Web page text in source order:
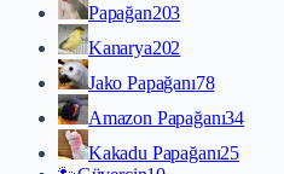
Papağan203
Kanarya202
Jako Papağanı78
Amazon Papağanı34
Kakadu Papağanı25